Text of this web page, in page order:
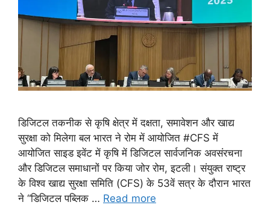
डिजिटल तकनीक से कृषि क्षेत्र में दक्षता, समावेशन और खाद्य
सुरक्षा को मिलेगा बल भारत ने रोम में आयोजित #CFS में
आयोजित साइड इवेंट में कृषि में डिजिटल सार्वजनिक अवसंरचना
और डिजिटल समाधानों पर किया जोर रोम, इटली। संयुक्त राष्ट्र
के विश्व खाद्य सुरक्षा समिति (CFS) के 53वें सत्र के दौरान भारत
ने “डिजिटल पब्लिक … Read more